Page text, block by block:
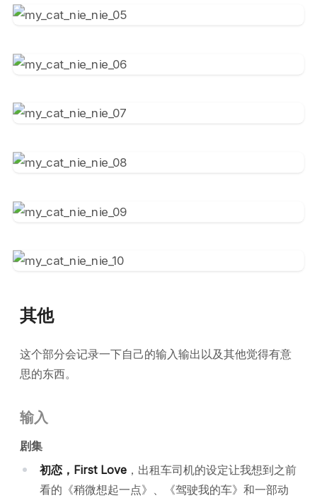
其他
这个部分会记录一下自己的输入输出以及其他觉得有意
思的东西。
输入
剧集
初恋，First Love ，出租车司机的设定让我想到之前
看的《稍微想起一点》、《驾驶我的车》和一部动